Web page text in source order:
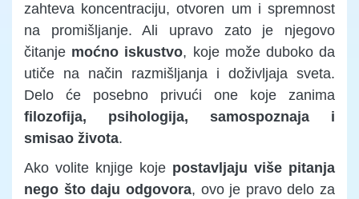
zahteva koncentraciju, otvoren um i spremnost
na promišljanje. Ali upravo zato je njegovo
čitanje moćno iskustvo, koje može duboko da
utiče na način razmišljanja i doživljaja sveta.
Delo će posebno privući one koje zanima
filozofija, psihologija, samospoznaja i
smisao života.
Ako volite knjige koje postavljaju više pitanja
nego što daju odgovora, ovo je pravo delo za